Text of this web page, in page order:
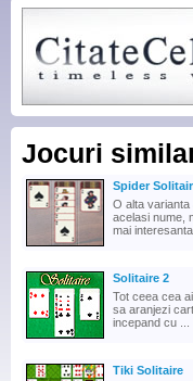
Jocuri
Spider
O alta varianta
acelasi nume,
mai interesanta.
Solitaire 2
Tot ceea cea
sa aranjezi
incepand cu ...
Tiki Solitaire